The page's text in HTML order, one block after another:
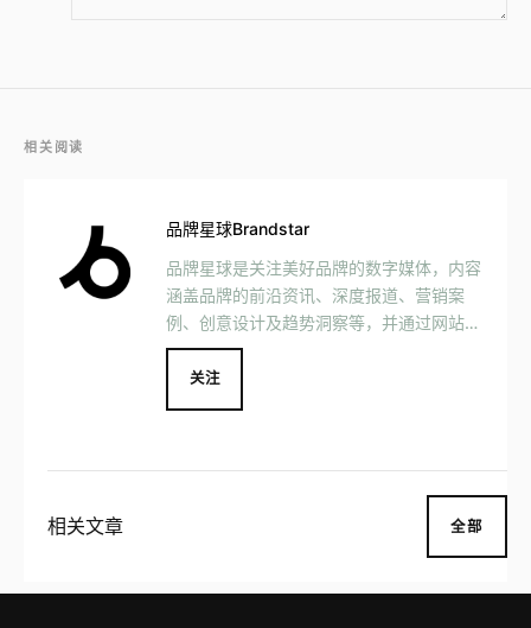
相关阅读
品牌星球Brandstar
品牌星球是关注美好品牌的数字媒体，内容
涵盖品牌的前沿资讯、深度报道、营销案
例、创意设计及趋势洞察等，并通过网站、
社交媒体、Podcast、 MOOK 等媒介形式
与用户互动交流，一同见证美好品牌的发
展。 品牌星球致力于以国际的视野挖掘驱
关注
相关文章 全部